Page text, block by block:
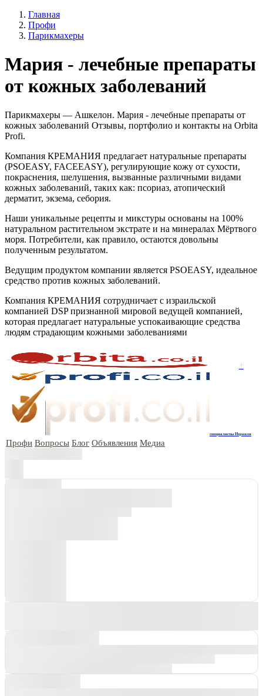
Главная
Профи
Парикмахеры
Мария - лечебные препараты
от кожных заболеваний
Парикмахеры — Ашкелон. Мария - лечебные препараты от
кожных заболеваний Отзывы, портфолио и контакты на Orbita
Profi.
Компания КРЕМАНИЯ предлагает натуральные препараты
(PSOEASY, FACEEASY), регулирующие кожу от сухости,
покраснения, шелушения, вызванные различными видами
кожных заболеваний, таких как: псориаз, атопический
дерматит, экзема, себория.
Наши уникальные рецепты и микстуры основаны на 100%
натуральном растительном экстрате и на минералах Мёртвого
моря. Потребители, как правило, остаются довольны
полученным результатом.
Ведущим продуктом компании является PSOEASY, идеальное
средство против кожных заболеваний.
Компания КРЕМАНИЯ сотрудничает с израильской
компанией DSP признанной мировой ведущей компанией,
которая предлагает натуральные успокаивающие средства
людям страдающим кожными заболеваниями
+
специалисты Израиля
Профи Вопросы Блог Объявления Медиа